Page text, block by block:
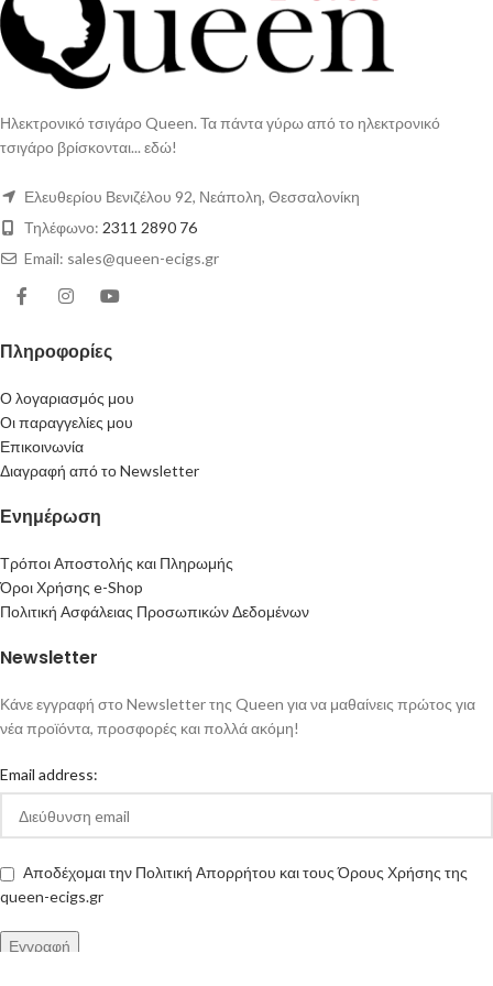
Ηλεκτρονικό τσιγάρο Queen. Τα πάντα γύρω από το ηλεκτρονικό
τσιγάρο βρίσκονται... εδώ!
Ελευθερίου Βενιζέλου 92, Νεάπολη, Θεσσαλονίκη
Τηλέφωνο: 2311 2890 76
Email: sales@queen-ecigs.gr
Πληροφορίες
Ο λογαριασμός μου
Οι παραγγελίες μου
Επικοινωνία
Διαγραφή από το Newsletter
Ενημέρωση
Τρόποι Αποστολής και Πληρωμής
Όροι Χρήσης e-Shop
Πολιτική Ασφάλειας Προσωπικών Δεδομένων
Newsletter
Κάνε εγγραφή στο Newsletter της Queen για να μαθαίνεις πρώτος για
νέα προϊόντα, προσφορές και πολλά ακόμη!
Email address:
Αποδέχομαι την Πολιτική Απορρήτου και τους Όρους Χρήσης της
queen-ecigs.gr